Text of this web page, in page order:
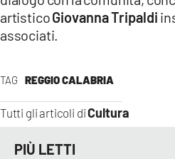
TAG REGGIO CALABRIA
Tutti gli articoli diCultura
artisticoGiovanna Tripaldi
associati.
PIÙ LETTI